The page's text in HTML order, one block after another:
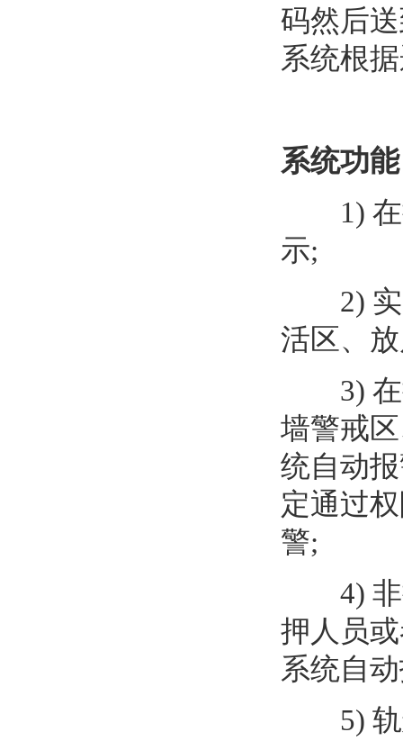
码然后
系统根
系统功能
1) 在
示;
2) 实
活区、
3) 在
墙警戒
统自动
定通过
警;
4) 非
押人员
系统自
5) 轨